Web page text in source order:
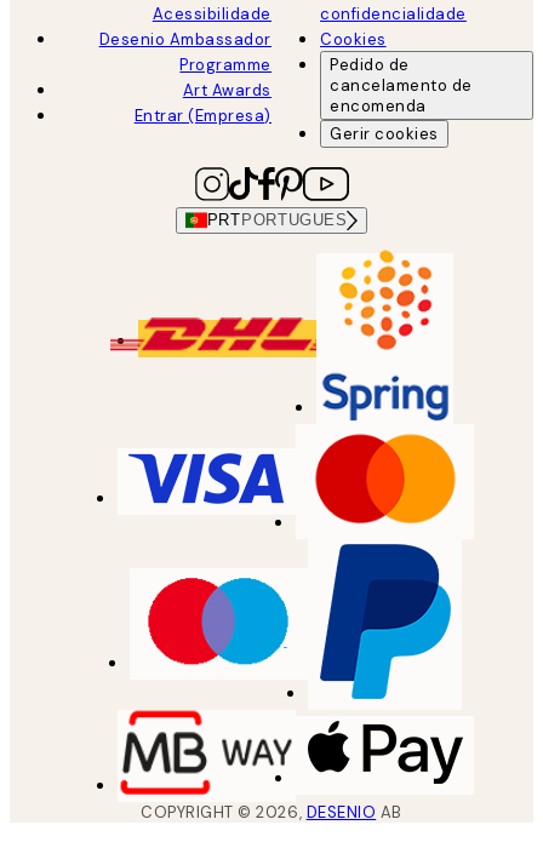
Acessibilidade
Desenio Ambassador
Programme
Art Awards
Entrar (Empresa)
confidencialidade
Cookies
Pedido de
cancelamento de
encomenda
Gerir cookies
PRT PORTUGUES
COPYRIGHT ©2026, DESENIO AB